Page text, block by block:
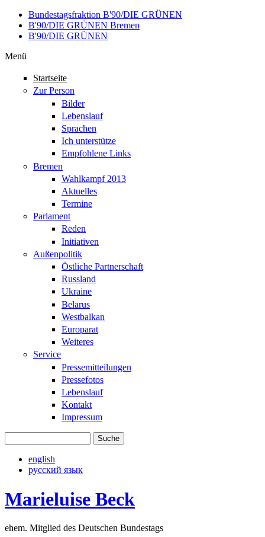
Direkt zum Inhalt
Bundestagsfraktion B'90/DIE GRÜNEN
B'90/DIE GRÜNEN Bremen
B'90/DIE GRÜNEN
Menü
Startseite
Zur Person
Bilder
Lebenslauf
Sprachen
Ich unterstütze
Empfohlene Links
Bremen
Wahlkampf 2013
Aktuelles
Termine
Parlament
Reden
Initiativen
Außenpolitik
Östliche Partnerschaft
Russland
Ukraine
Belarus
Westbalkan
Europarat
Weiteres
Service
Pressemitteilungen
Pressefotos
Lebenslauf
Kontakt
Impressum
english
русский язык
Marieluise Beck
ehem. Mitglied des Deutschen Bundestags